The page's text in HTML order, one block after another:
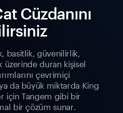
Cüzdanını
basitlik, güvenilirlik,
üzerinde duran kişisel
çevrimiçi
da büyük miktarda King
için Tangem gibi bir
bir çözüm sunar.